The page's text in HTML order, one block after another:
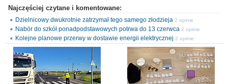
Najczęściej czytane i komentowane:
Dzielnicowy dwukrotnie zatrzymał tego samego złodzieja 2 opinie
Nabór do szkół ponadpodstawowych potrwa do 13 czerwca 2 opinie
Kolejne planowe przerwy w dostawie energii elektrycznej 2 opinie